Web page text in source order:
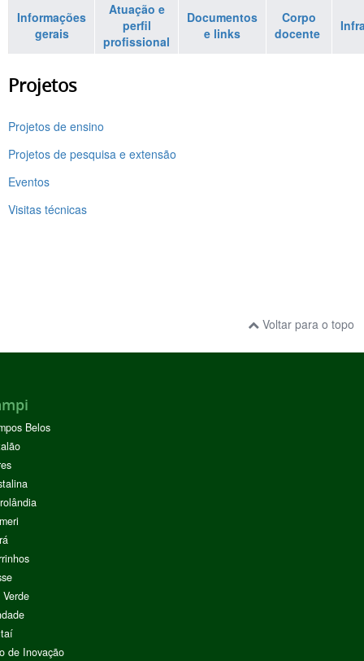
Informações
gerais
Atuação e
perfil
profissional
Documentos
e links
Corpo
docente
Projetos
Projetos de ensino
Projetos de pesquisa e extensão
Eventos
Visitas técnicas
Voltar para o topo
Belos
de Inovação